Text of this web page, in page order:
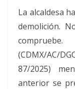
La alcaldesa
demolición.
(CDMX/AC/
87/2025)
anterior se